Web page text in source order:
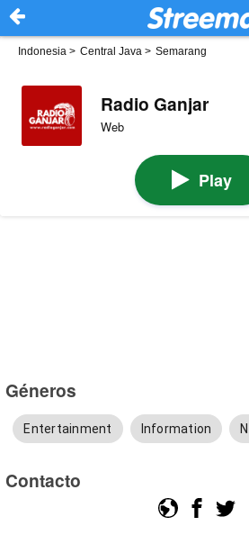
Indonesia > Central Java > Semarang
Radio Ganjar
Web
Play
Géneros
Entertainment Information
Contacto